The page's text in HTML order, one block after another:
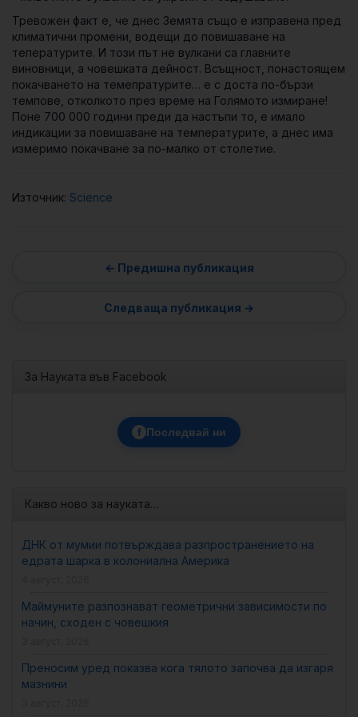
Тревожен факт е, че днес Земята също е изправена пред
климатични промени, водещи до повишаване на
тепературите. И този път не вулкани са главните
виновници, а човешката дейност. Всъщност, понастоящем
покачването на темепратурите… е с доста по-бързи
темпове, отколкото през време на Голямото измиране!
Поне 700 000 години преди да настъпи то, е имало
индикации за повишаване на температурите, а днес има
измеримо покачване за по-малко от столетие.
Източник: Science
За Науката във Facebook
f Последвай ни
Какво ново за науката…
ДНК от мумии потвърждава разпространението на
едрата шарка в колониална Америка
Маймуните разпознават геометрични зависимости по
начин, сходен с човешкия
Преносим уред показва кога тялото започва да изгаря
мазнини